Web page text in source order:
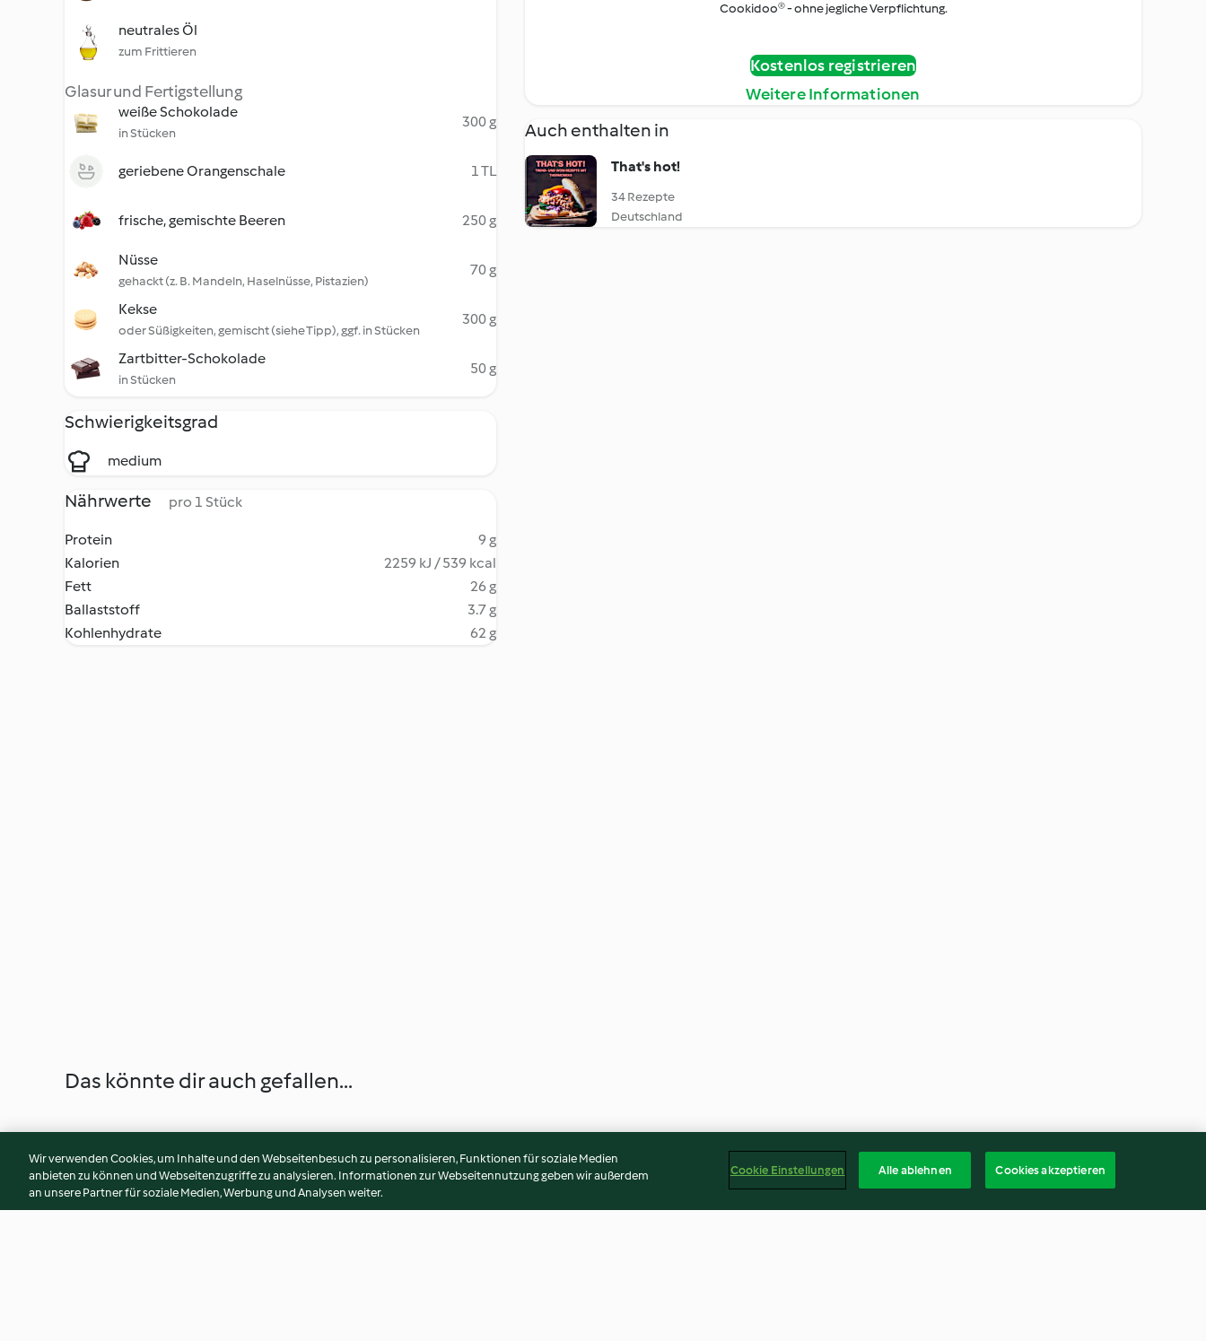
neutrales Öl
zum Frittieren
Glasur und Fertigstellung
weiße Schokolade
in Stücken
300 g
geriebene Orangenschale 1 TL
frische, gemischte Beeren 250 g
Nüsse
gehackt (z. B. Mandeln, Haselnüsse, Pistazien)
70 g
Kekse
oder Süßigkeiten, gemischt (siehe Tipp), ggf. in Stücken
300 g
Zartbitter-Schokolade
in Stücken
50 g
Schwierigkeitsgrad
medium
Nährwerte pro 1 Stück
Protein
9 g
Kalorien
2259 kJ / 539 kcal
Fett
26 g
Ballaststoff
3.7 g
Kohlenhydrate
62 g
Cookidoo® - ohne jegliche Verpflichtung.
Kostenlos registrieren
Weitere Informationen
Auch enthalten in
That's hot!
34 Rezepte
Deutschland
Das könnte dir auch gefallen...
Wir verwenden Cookies, um Inhalte und den Webseitenbesuch zu personalisieren, Funktionen für soziale Medien
anbieten zu können und Webseitenzugriffe zu analysieren. Informationen zur Webseitennutzung geben wir außerdem
an unsere Partner für soziale Medien, Werbung und Analysen weiter.
Cookie Einstellungen Alle ablehnen Cookies akzeptieren